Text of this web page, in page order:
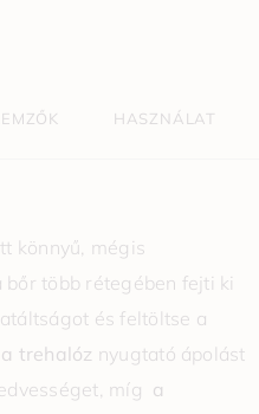
HASZNÁLAT
könnyű, mégis
több rétegében fejti ki
és feltöltse a
trehalóz nyugtató ápolást
míg a